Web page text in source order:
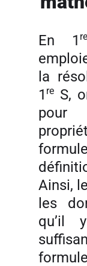
En 1 re
la
1 re
S,
pour
Ainsi,
les
qu’il